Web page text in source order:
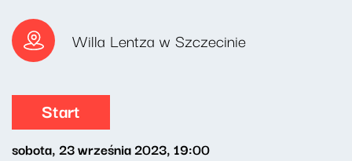
Willa Lentza w Szczecinie
Start
sobota, 23 września 2023, 19:00